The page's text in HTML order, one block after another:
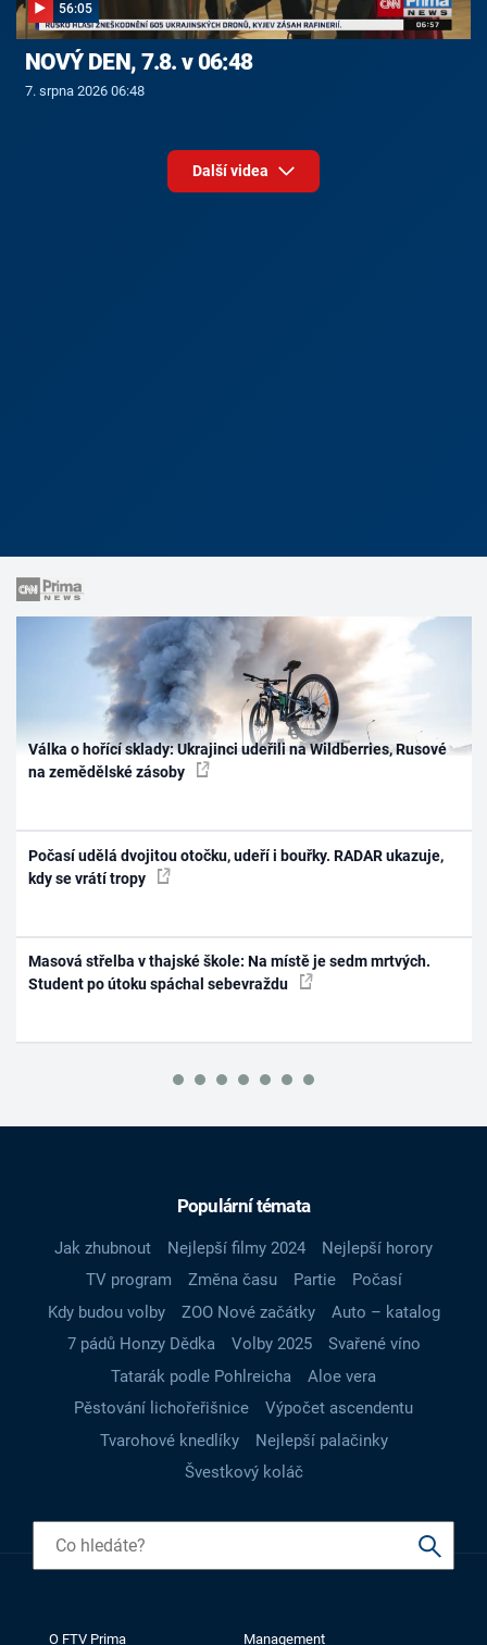
56:05
NOVÝ DEN, 7.8. v 06:48
7. srpna 2026 06:48
Další videa
Válka o hořící sklady: Ukrajinci udeřili na Wildberries, Rusové
na zemědělské zásoby
Počasí udělá dvojitou otočku, udeří i bouřky. RADAR ukazuje,
kdy se vrátí tropy
Masová střelba v thajské škole: Na místě je sedm mrtvých.
Student po útoku spáchal sebevraždu
Populární témata
Jak zhubnout Nejlepší filmy 2024
Nejlepší horory
TV program
Změna času Partie
Počasí
Kdy budou volby
ZOO Nové začátky
Auto – katalog
7 pádů Honzy Dědka
Volby 2025
Svařené víno
Tatarák podle Pohlreicha
Aloe vera
Pěstování lichořeřišnice
Výpočet ascendentu
Tvarohové knedlíky
Nejlepší palačinky
Švestkový koláč
O FTV Prima Management